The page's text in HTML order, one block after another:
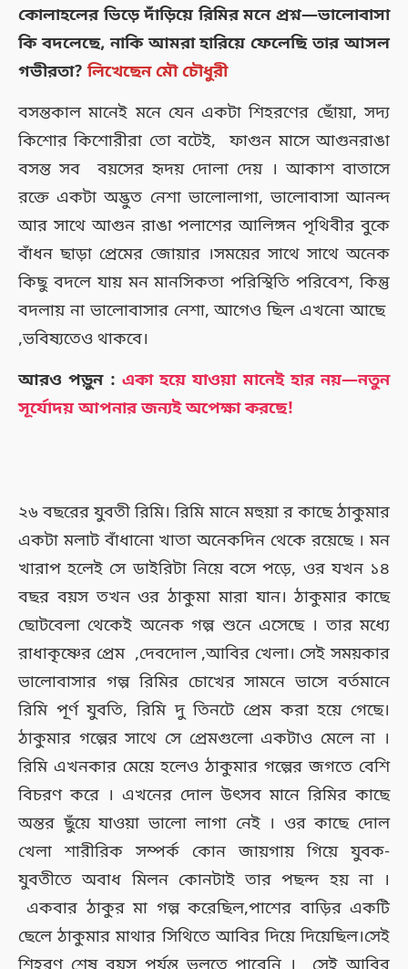
কোলাহলের ভিড়ে দাঁড়িয়ে রিমির মনে প্রশ্ন—ভালোবাসা
কি বদলেছে, নাকি আমরা হারিয়ে ফেলেছি তার আসল
গভীরতা? লিখেছেন মৌ চৌধুরী
বসন্তকাল মানেই মনে যেন একটা শিহরণের ছোঁয়া, সদ্য
কিশোর কিশোরীরা তো বটেই, ফাগুন মাসে আগুনরাঙা
বসন্ত সব বয়সের হৃদয় দোলা দেয় । আকাশ বাতাসে
রক্তে একটা অদ্ভুত নেশা ভালোলাগা, ভালোবাসা আনন্দ
আর সাথে আগুন রাঙা পলাশের আলিঙ্গন পৃথিবীর বুকে
বাঁধন ছাড়া প্রেমের জোয়ার ।সময়ের সাথে সাথে অনেক
কিছু বদলে যায় মন মানসিকতা পরিস্থিতি পরিবেশ, কিন্তু
বদলায় না ভালোবাসার নেশা, আগেও ছিল এখনো আছে
,ভবিষ্যতেও থাকবে।
আরও পড়ুন : একা হয়ে যাওয়া মানেই হার নয়—নতুন
সূর্যোদয় আপনার জন্যই অপেক্ষা করছে!
২৬ বছরের যুবতী রিমি। রিমি মানে মহুয়া র কাছে ঠাকুমার
একটা মলাট বাঁধানো খাতা অনেকদিন থেকে রয়েছে । মন
খারাপ হলেই সে ডাইরিটা নিয়ে বসে পড়ে, ওর যখন ১৪
বছর বয়স তখন ওর ঠাকুমা মারা যান। ঠাকুমার কাছে
ছোটবেলা থেকেই অনেক গল্প শুনে এসেছে । তার মধ্যে
রাধাকৃষ্ণের প্রেম ,দেবদোল ,আবির খেলা। সেই সময়কার
ভালোবাসার গল্প রিমির চোখের সামনে ভাসে বর্তমানে
রিমি পূর্ণ যুবতি, রিমি দু তিনটে প্রেম করা হয়ে গেছে।
ঠাকুমার গল্পের সাথে সে প্রেমগুলো একটাও মেলে না ।
রিমি এখনকার মেয়ে হলেও ঠাকুমার গল্পের জগতে বেশি
বিচরণ করে । এখনের দোল উৎসব মানে রিমির কাছে
অন্তর ছুঁয়ে যাওয়া ভালো লাগা নেই । ওর কাছে দোল
খেলা শারীরিক সম্পর্ক কোন জায়গায় গিয়ে যুবক-
যুবতীতে অবাধ মিলন কোনটাই তার পছন্দ হয় না ।
একবার ঠাকুর মা গল্প করেছিল,পাশের বাড়ির একটি
ছেলে ঠাকুমার মাথার সিথিতে আবির দিয়ে দিয়েছিল।সেই